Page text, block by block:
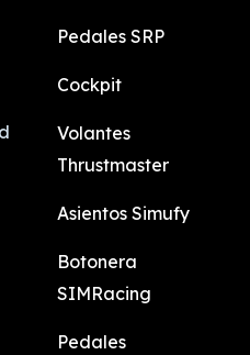
Pedales SRP
Cockpit
Volantes
Thrustmaster
Asientos Simufy
Botonera
SIMRacing
Pedales